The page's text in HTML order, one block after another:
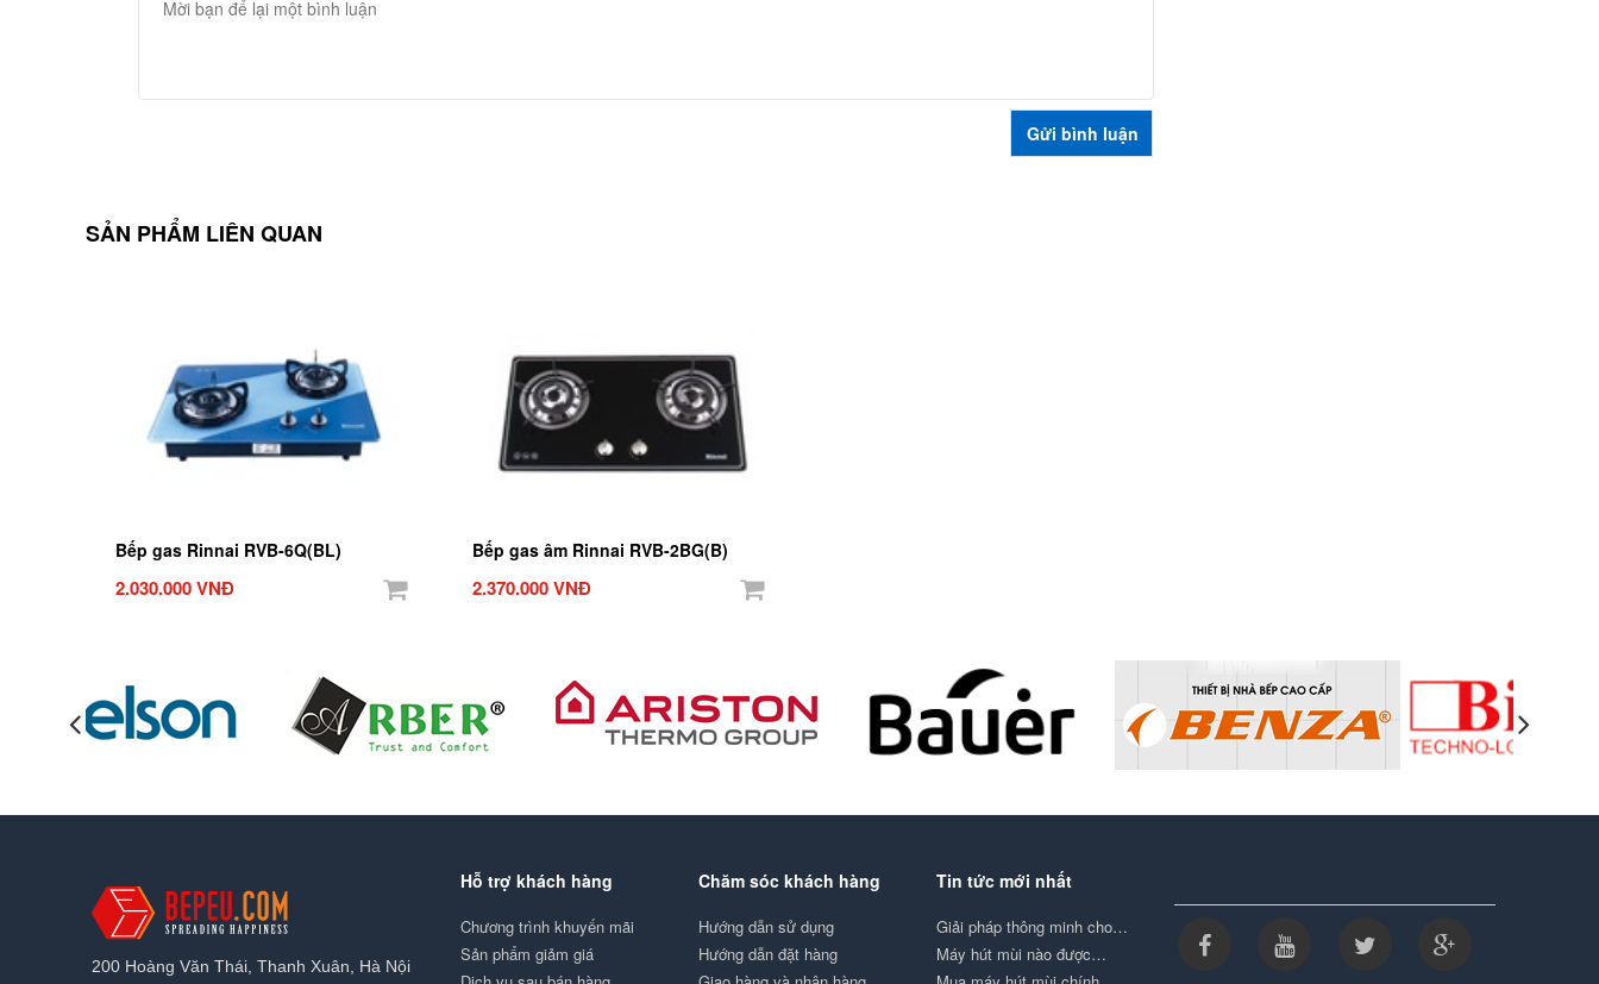
SẢN PHẨM LIÊN QUAN
Bếp gas Rinnai RVB-6Q(BL)
2.030.000 VNĐ
Bếp gas âm Rinnai RVB-2BG(B)
2.370.000 VNĐ
200 Hoàng Văn Thái, Thanh Xuân, Hà Nội
Hỗ trợ khách hàng
Chương trình khuyến mãi
Sản phẩm giảm giá
Chăm sóc khách hàng
Hướng dẫn sử dụng
Hướng dẫn đặt hàng
Tin tức mới nhất
Giải pháp thông minh cho…
Máy hút mùi nào được…